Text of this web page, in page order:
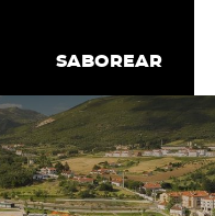
FAZER SABOREAR
SABOREAR